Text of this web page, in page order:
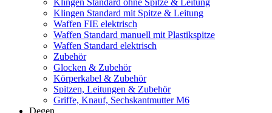
Klingen Standard ohne Spitze & Leitung
Klingen Standard mit Spitze & Leitung
Waffen FIE elektrisch
Waffen Standard manuell mit Plastikspitze
Waffen Standard elektrisch
Zubehör
Glocken & Zubehör
Körperkabel & Zubehör
Spitzen, Leitungen & Zubehör
Griffe, Knauf, Sechskantmutter M6
Degen